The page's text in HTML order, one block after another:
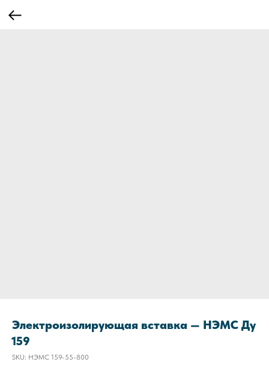
Электроизолирующая вставка — НЭМС Ду
159
SKU: НЭМС 159-55-800